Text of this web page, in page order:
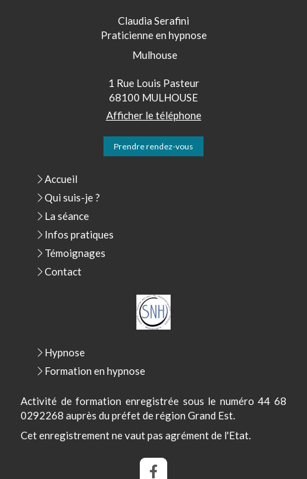
Claudia Serafini
Praticienne en hypnose
Mulhouse
1 Rue Louis Pasteur
68100 MULHOUSE
Afficher le téléphone
Prendre rendez-vous
Accueil
Qui suis-je ?
La séance
Infos pratiques
Témoignages
Contact
Hypnose
Formation en hypnose
Activité de formation enregistrée sous le numéro 44 68
0292268 auprès du préfet de région Grand Est.
Cet enregistrement ne vaut pas agrément de l'Etat.